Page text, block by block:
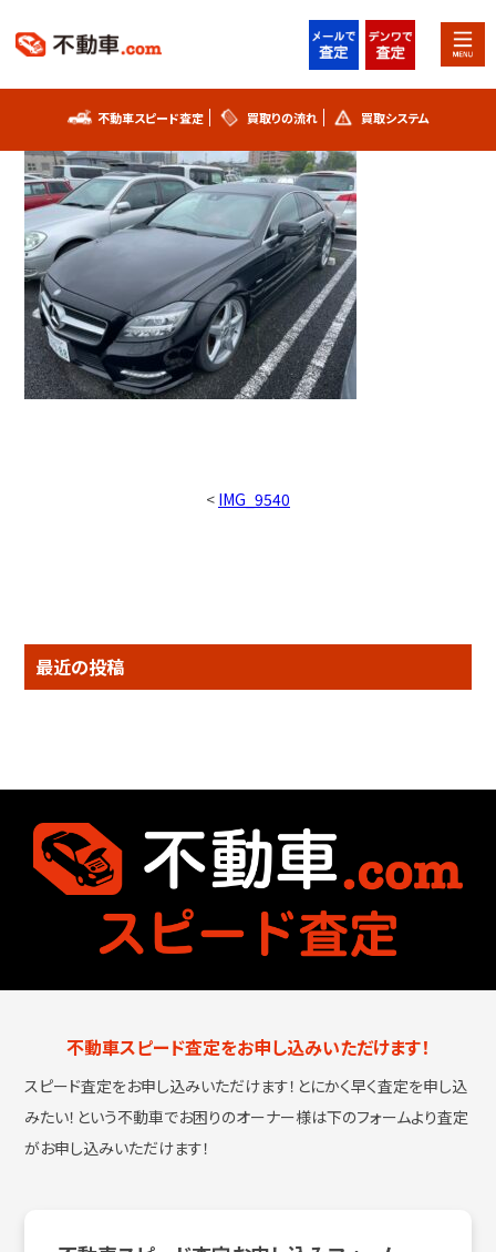
不動車スピード査定 買取りの流れ
買取システム 事故車査定フォーム
不動車買取実績 シリアルナンバー解説
お知らせ スタッフブログ
プライバシーポリシー
不動車スピード査定 買取りの流れ 買取システム
IMG_9540
< IMG_9540
最近の投稿
不動車スピード査定をお申し込みいただけます！
スピード査定をお申し込みいただけます！とにかく早く査定を申し込
みたい！という不動車でお困りのオーナー様は下のフォームより査定
がお申し込みいただけます！